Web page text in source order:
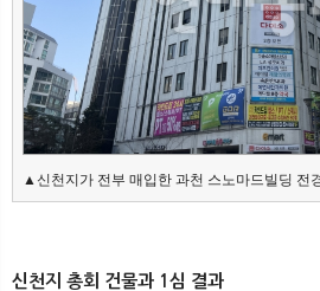
▲신천지가 전부 매입한 과천 스노마드빌딩 전
신천지 총회 건물과 1심 결과